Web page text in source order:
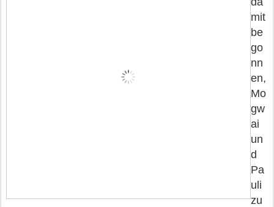
mit
be
go
nn
en,
Mo
gw
ai
un
d
Pa
uli
zu